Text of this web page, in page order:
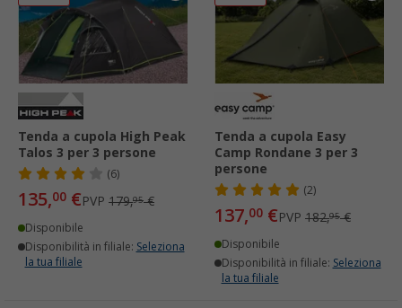
Tenda a cupola High Peak
Talos 3 per 3 persone
(6)
135,00 €PVP 179,95€
Disponibile
Disponibilità in filiale: Seleziona
la tua filiale
Tenda a cupola Easy
Camp Rondane 3 per 3
persone
(2)
137,00 €PVP 182,95€
Disponibile
Disponibilità in filiale: Seleziona
la tua filiale